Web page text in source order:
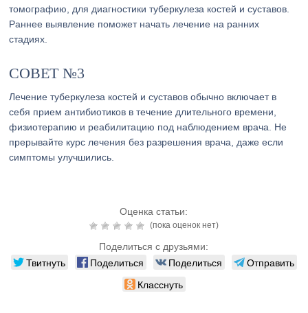
томографию, для диагностики туберкулеза костей и суставов.
Раннее выявление поможет начать лечение на ранних
стадиях.
СОВЕТ №3
Лечение туберкулеза костей и суставов обычно включает в
себя прием антибиотиков в течение длительного времени,
физиотерапию и реабилитацию под наблюдением врача. Не
прерывайте курс лечения без разрешения врача, даже если
симптомы улучшились.
Оценка статьи:
(пока оценок нет)
Поделиться с друзьями:
Твитнуть Поделиться Поделиться
Отправить
Класснуть